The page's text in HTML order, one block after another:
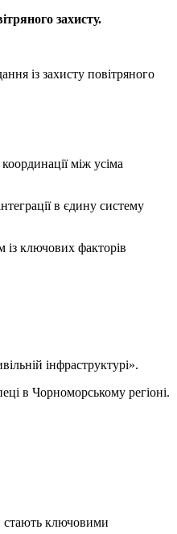
захисту.
із захисту повітряного
між усіма
в єдину систему
ключових факторів
інфраструктурі».
в Чорноморському регіоні.
стають ключовими